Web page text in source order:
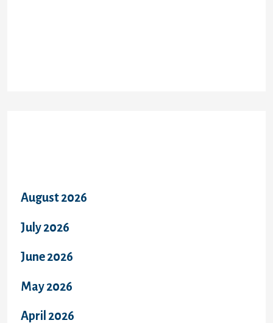
August 2026
July 2026
June 2026
May 2026
April 2026